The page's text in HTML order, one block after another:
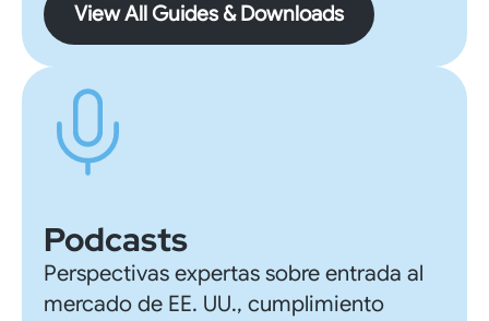
View All Guides & Downloads
Podcasts
Perspectivas expertas sobre entrada al
mercado de EE. UU., cumplimiento